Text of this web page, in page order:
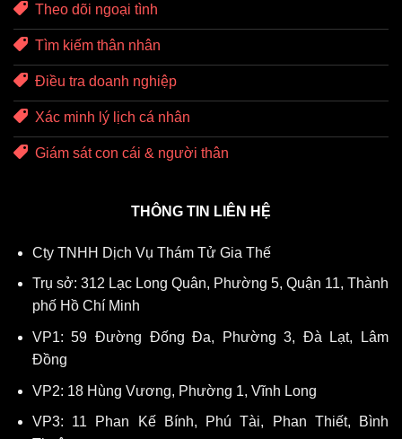
Theo dõi ngoại tình
Tìm kiếm thân nhân
Điều tra doanh nghiệp
Xác minh lý lịch cá nhân
Giám sát con cái & người thân
THÔNG TIN LIÊN HỆ
Cty TNHH Dịch Vụ Thám Tử Gia Thế
Trụ sở: 312 Lạc Long Quân, Phường 5, Quận 11, Thành
phố Hồ Chí Minh
VP1: 59 Đường Đống Đa, Phường 3, Đà Lạt, Lâm
Đồng
VP2: 18 Hùng Vương, Phường 1, Vĩnh Long
VP3: 11 Phan Kế Bính, Phú Tài, Phan Thiết, Bình